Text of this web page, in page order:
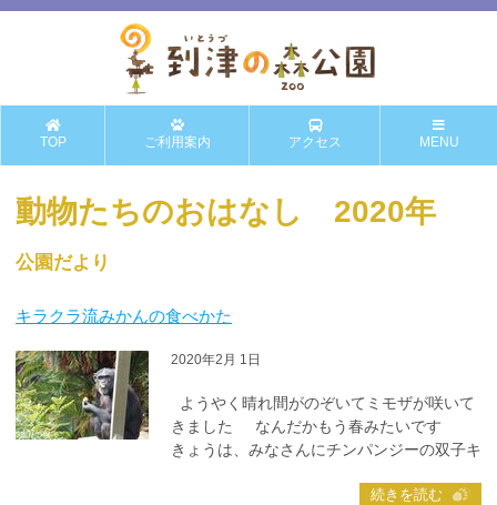
TOP ご利用案内 アクセス MENU
動物たちのおはなし 2020年
公園だより
キラクラ流みかんの食べかた
2020年2月 1日
ようやく晴れ間がのぞいてミモザが咲いて
きました なんだかもう春みたいです
きょうは、みなさんにチンパンジーの双子キ
続きを読む